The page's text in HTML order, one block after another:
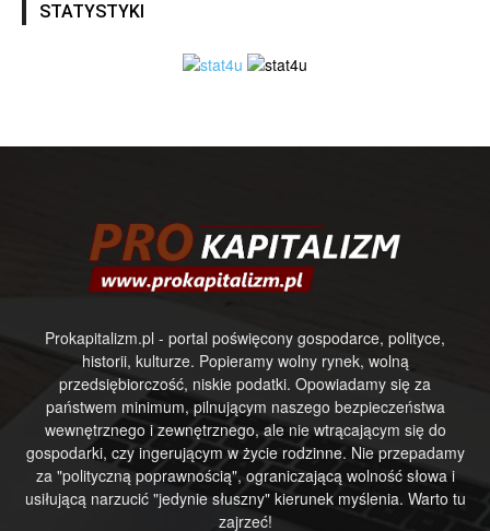
STATYSTYKI
Prokapitalizm.pl - portal poświęcony gospodarce, polityce,
historii, kulturze. Popieramy wolny rynek, wolną
przedsiębiorczość, niskie podatki. Opowiadamy się za
państwem minimum, pilnującym naszego bezpieczeństwa
wewnętrznego i zewnętrznego, ale nie wtrącającym się do
gospodarki, czy ingerującym w życie rodzinne. Nie przepadamy
za "polityczną poprawnością", ograniczającą wolność słowa i
usiłującą narzucić "jedynie słuszny" kierunek myślenia. Warto tu
zajrzeć!